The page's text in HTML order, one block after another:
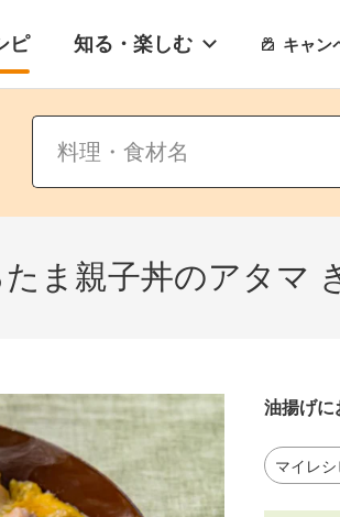
ピ 知る・楽しむ キャン
ま親子丼のアタマ
油揚げに
マイレシ